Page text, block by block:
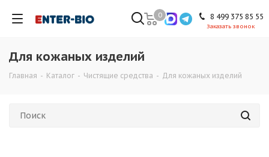
8 499 375 85 55
Заказать звонок
0
Для кожаных изделий
Главная - Каталог - Чистящие средства - Для кожаных изделий